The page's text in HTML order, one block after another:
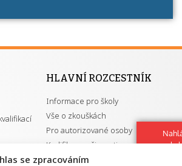
se zpracováním
HLAVNÍ ROZCESTNÍK
Informace pro školy
Vše o zkouškách
Pro autorizované osoby
Kvalifikace a živnosti